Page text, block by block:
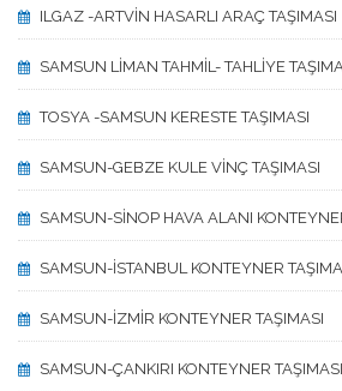
ILGAZ -ARTVİN HASARLI ARAÇ TAŞIMASI
SAMSUN LİMAN TAHMİL- TAHLİYE
TOSYA -SAMSUN KERESTE TAŞIMASI
SAMSUN-GEBZE KULE VİNÇ TAŞIMASI
SAMSUN-SİNOP HAVA ALANI
SAMSUN-İSTANBUL KONTEYNER
SAMSUN-İZMİR KONTEYNER TAŞIMASI
SAMSUN-ÇANKIRI KONTEYNER TAŞIMASI